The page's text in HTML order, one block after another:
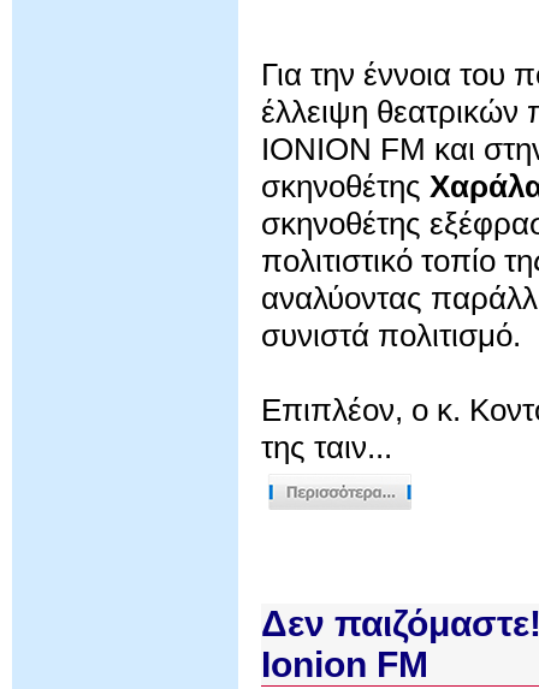
Για την έννοια του
έλλειψη
IONION FM και
σκηνοθέτης
σκηνοθέτης
πολιτιστικό τοπίο
αναλύοντας
συνιστά πολιτισμό.
Επιπλέον, ο κ.
της ταιν...
Δεν
Ionion FM